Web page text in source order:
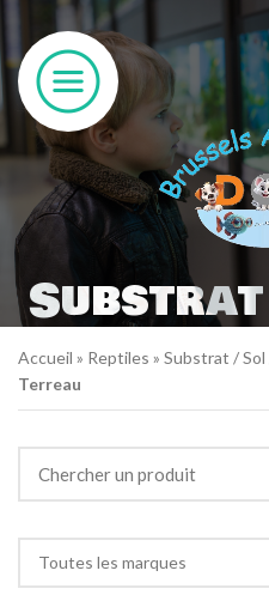
Substrat
Accueil » Reptiles » Substrat /
Terreau
Toutes les marques